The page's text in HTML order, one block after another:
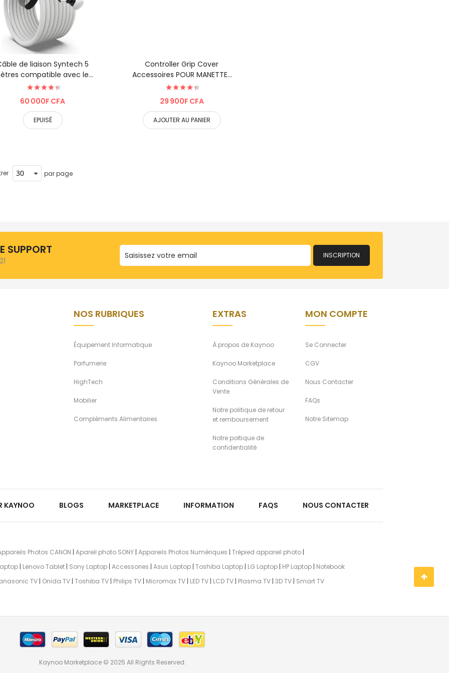
de liaison Syntech 5
compatible avec les
Évaluation:
90%
60 000F CFA
EPUISÉ
Controller Grip Cover
Accessoires POUR MANETTES
DE JEU OCULUS QUEST 2 |
RÉALIT� ...
Évaluation:
90%
29 900F CFA
AJOUTER AU PANIER
par page
SUPPORT INSCRIPTION
NOS RUBRIQUES
Équipement Informatique
Parfumerie
HighTech
Mobilier
Compléments Alimentaires
EXTRAS
À propos de Kaynoo
Kaynoo Marketplace
Conditions Générales de
Vente
Notre politique de retour
et remboursement
Notre poltique de
confidentialité
MON COMPTE
Se Connecter
CGV
Nous Contacter
FAQs
Notre Sitemap
KAYNOO BLOGS MARKETPLACE INFORMATION FAQS NOUS CONTACTER
Photos CANON | Apareil photo SONY | Appareils Photos Numériques | Trépied appareil photo |
| Lenovo Tablet | Sony Laptop | Accessories | Asus Laptop | Toshiba Laptop | LG Laptop | HP Laptop | Notebook
TV| Onida TV| Toshiba TV| Philips TV| Micromax TV| LED TV| LCD TV| Plasma TV| 3D TV| Smart TV
Kaynoo Marketplace © 2025 All Rights Reserved.